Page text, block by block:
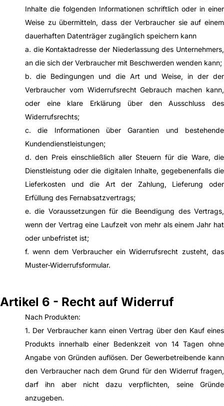
Inhalte die folgenden Informationen schriftlich oder in einer
Weise zu übermitteln, dass der Verbraucher sie auf einem
dauerhaften Datenträger zugänglich speichern kann
a. die Kontaktadresse der Niederlassung des Unternehmers,
an die sich der Verbraucher mit Beschwerden wenden kann;
b. die Bedingungen und die Art und Weise, in der der
Verbraucher vom Widerrufsrecht Gebrauch machen kann,
oder eine klare Erklärung über den Ausschluss des
Widerrufsrechts;
c. die Informationen über Garantien und bestehende
Kundendienstleistungen;
d. den Preis einschließlich aller Steuern für die Ware, die
Dienstleistung oder die digitalen Inhalte, gegebenenfalls die
Lieferkosten und die Art der Zahlung, Lieferung oder
Erfüllung des Fernabsatzvertrags;
e. die Voraussetzungen für die Beendigung des Vertrags,
wenn der Vertrag eine Laufzeit von mehr als einem Jahr hat
oder unbefristet ist;
f. wenn dem Verbraucher ein Widerrufsrecht zusteht, das
Muster-Widerrufsformular.
Artikel 6 - Recht auf Widerruf
Nach Produkten:
1. Der Verbraucher kann einen Vertrag über den Kauf eines
Produkts innerhalb einer Bedenkzeit von 14 Tagen ohne
Angabe von Gründen auflösen. Der Gewerbetreibende kann
den Verbraucher nach dem Grund für den Widerruf fragen,
darf ihn aber nicht dazu verpflichten, seine Gründe
anzugeben.